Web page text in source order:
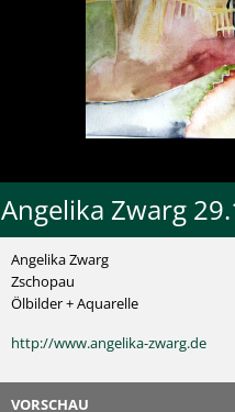
Angelika Zwarg
Angelika Zwarg
Zschopau
Ölbilder + Aquarelle
http://www.angelika-zwarg.de
VORSCHAU